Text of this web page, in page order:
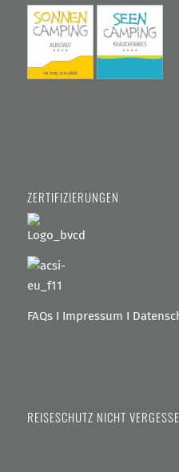
ZERTIFIZIERUNGEN
FAQsI Impressum I
REISESCHUTZ NICHT